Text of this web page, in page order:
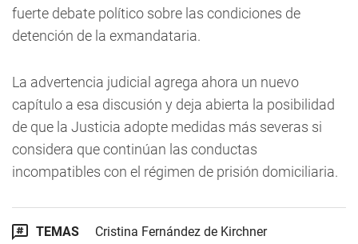
fuerte debate político sobre las condiciones de
detención de la exmandataria.
La advertencia judicial agrega ahora un nuevo
capítulo a esa discusión y deja abierta la posibilidad
de que la Justicia adopte medidas más severas si
considera que continúan las conductas
incompatibles con el régimen de prisión domiciliaria.
TEMAS
Cristina Fernández de Kirchner